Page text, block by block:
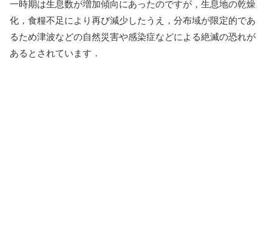
一時期は生息数が増加傾向にあったのですが，生息地の乾燥
化，食糧不足により再び減少したうえ，分布域が限定的であ
るため津波などの自然災害や感染症などによる絶滅の恐れが
あるとされています．